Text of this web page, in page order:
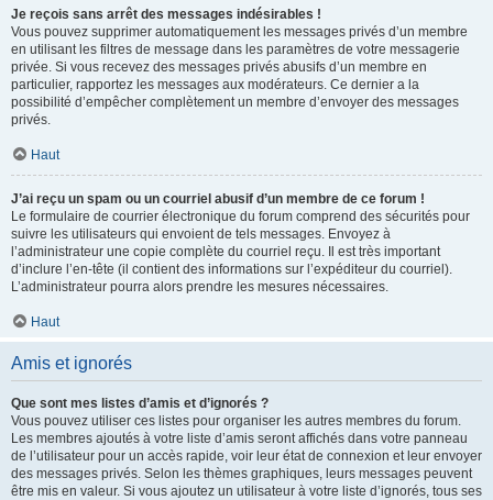
Je reçois sans arrêt des messages indésirables !
Vous pouvez supprimer automatiquement les messages privés d’un membre
en utilisant les filtres de message dans les paramètres de votre messagerie
privée. Si vous recevez des messages privés abusifs d’un membre en
particulier, rapportez les messages aux modérateurs. Ce dernier a la
possibilité d’empêcher complètement un membre d’envoyer des messages
privés.
Haut
J’ai reçu un spam ou un courriel abusif d’un membre de ce forum !
Le formulaire de courrier électronique du forum comprend des sécurités pour
suivre les utilisateurs qui envoient de tels messages. Envoyez à
l’administrateur une copie complète du courriel reçu. Il est très important
d’inclure l’en-tête (il contient des informations sur l’expéditeur du courriel).
L’administrateur pourra alors prendre les mesures nécessaires.
Haut
Amis et ignorés
Que sont mes listes d’amis et d’ignorés ?
Vous pouvez utiliser ces listes pour organiser les autres membres du forum.
Les membres ajoutés à votre liste d’amis seront affichés dans votre panneau
de l’utilisateur pour un accès rapide, voir leur état de connexion et leur envoyer
des messages privés. Selon les thèmes graphiques, leurs messages peuvent
être mis en valeur. Si vous ajoutez un utilisateur à votre liste d’ignorés, tous ses